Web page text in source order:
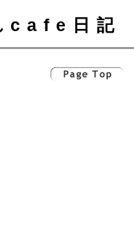
cafe日記